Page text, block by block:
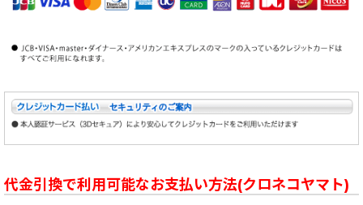
代金引換で利用可能なお支払い方法(クロネコヤマト)